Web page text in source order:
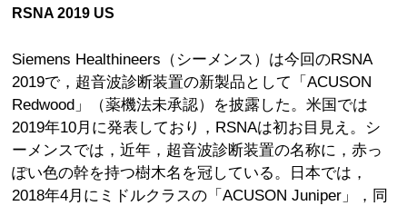
RSNA 2019 US
Siemens Healthineers（シーメンス）は今回のRSNA
2019で，超音波診断装置の新製品として「ACUSON
Redwood」（薬機法未承認）を披露した。米国では
2019年10月に発表しており，RSNAは初お目見え。シ
ーメンスでは，近年，超音波診断装置の名称に，赤っ
ぽい色の幹を持つ樹木名を冠している。日本では，
2018年4月にミドルクラスの「ACUSON Juniper」，同